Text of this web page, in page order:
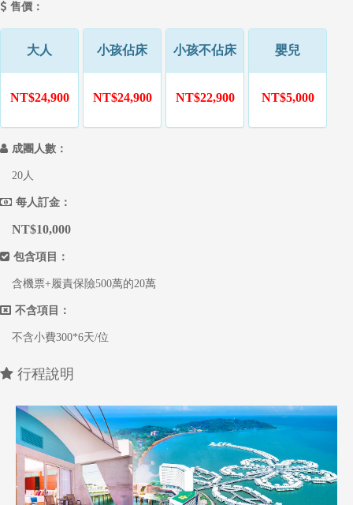
售價：
大人
NT$24,900
小孩佔床
NT$24,900
小孩不佔床
NT$22,900
嬰兒
NT$5,000
成團人數：
20人
每人訂金：
NT$10,000
包含項目：
含機票+履責保險500萬的20萬
不含項目：
不含小費300*6天/位
行程說明